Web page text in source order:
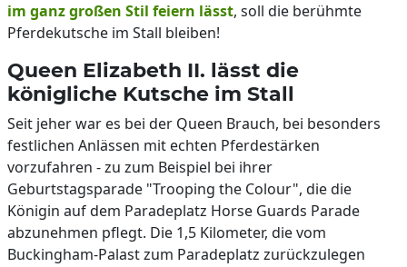
im ganz großen Stil feiern lässt, soll die berühmte
Pferdekutsche im Stall bleiben!
Queen Elizabeth II. lässt die
königliche Kutsche im Stall
Seit jeher war es bei der Queen Brauch, bei besonders
festlichen Anlässen mit echten Pferdestärken
vorzufahren - zu zum Beispiel bei ihrer
Geburtstagsparade "Trooping the Colour", die die
Königin auf dem Paradeplatz Horse Guards Parade
abzunehmen pflegt. Die 1,5 Kilometer, die vom
Buckingham-Palast zum Paradeplatz zurückzulegen